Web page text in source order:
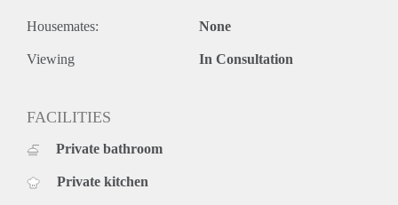
Housemates: None
Viewing In Consultation
FACILITIES
Private bathroom
Private kitchen